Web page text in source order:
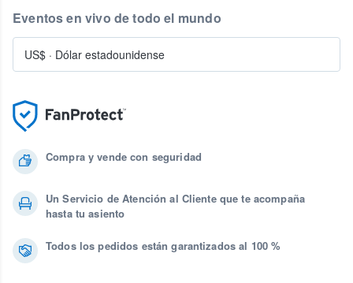
Compra y vende con seguridad
Un Servicio de Atención al Cliente que te acompaña
hasta tu asiento
Todos los pedidos están garantizados al 100 %
Eventos en vivo de todo el mundo
US$ · Dólar estadounidense